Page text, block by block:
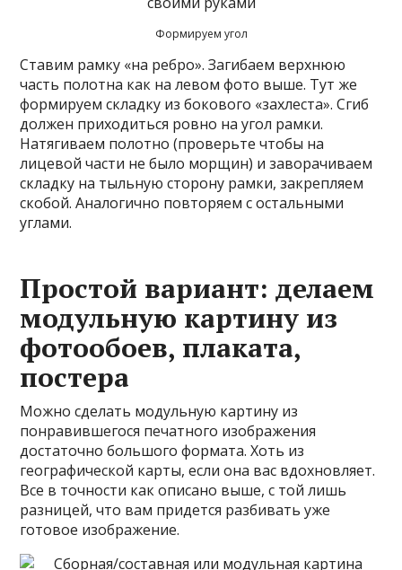
Формируем угол
Ставим рамку «на ребро». Загибаем верхнюю
часть полотна как на левом фото выше. Тут же
формируем складку из бокового «захлеста». Сгиб
должен приходиться ровно на угол рамки.
Натягиваем полотно (проверьте чтобы на
лицевой части не было морщин) и заворачиваем
складку на тыльную сторону рамки, закрепляем
скобой. Аналогично повторяем с остальными
углами.
Простой вариант: делаем
модульную картину из
фотообоев, плаката,
постера
Можно сделать модульную картину из
понравившегося печатного изображения
достаточно большого формата. Хоть из
географической карты, если она вас вдохновляет.
Все в точности как описано выше, с той лишь
разницей, что вам придется разбивать уже
готовое изображение.